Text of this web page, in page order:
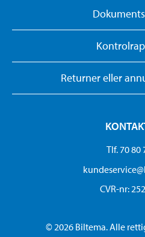
Returner eller
Tlf. 70 80
CVR-nr:
© 2026 Biltema. Alle